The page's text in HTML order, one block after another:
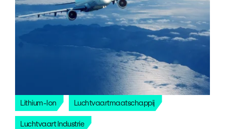
Lithium-Ion Luchtvaartmaatschappij
Luchtvaart Industrie